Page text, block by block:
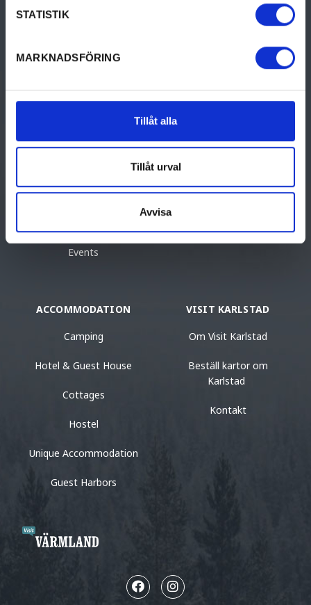
STATISTIK
MARKNADSFÖRING
Tillåt alla
Tillåt urval
Avvisa
Here we want to give you our tips to help you find the best in
Activities
Accommodation
Events
Resa till Karlstad
ACCOMMODATION
Camping
Hotel & Guest House
Cottages
Hostel
Unique Accommodation
Guest Harbors
VISIT KARLSTAD
Om Visit Karlstad
Beställ kartor om
Karlstad
Kontakt